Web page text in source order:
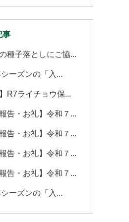
事
種子落としにご協...
ーズンの「入...
】R7ライチョウ保...
報告・お礼】令和７...
報告・お礼】令和７...
報告・お礼】令和７...
報告・お礼】令和７...
ーズンの「入...